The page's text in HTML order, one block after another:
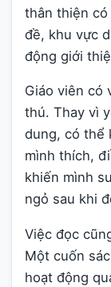
thân thiện
đề, khu vực
động giới
Giáo viên có
thú. Thay vì
dung, có thể
mình thích,
khiến mình
ngỏ sau khi
Việc đọc
Một cuốn
hoạt động